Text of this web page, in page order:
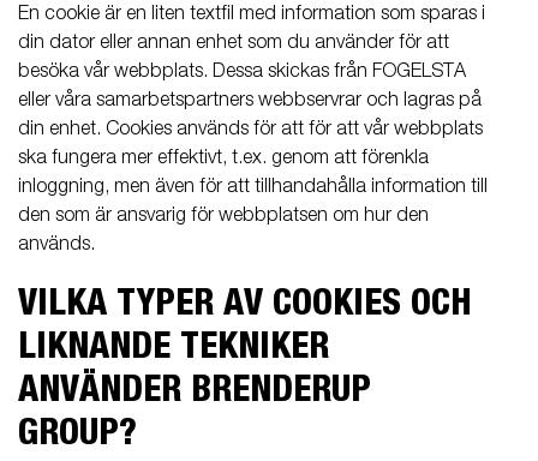
En cookie är en liten textfil med information som sparas i
din dator eller annan enhet som du använder för att
besöka vår webbplats. Dessa skickas från FOGELSTA
eller våra samarbetspartners webbservrar och lagras på
din enhet. Cookies används för att för att vår webbplats
ska fungera mer effektivt, t.ex. genom att förenkla
inloggning, men även för att tillhandahålla information till
den som är ansvarig för webbplatsen om hur den
används.
VILKA TYPER AV COOKIES OCH
LIKNANDE TEKNIKER
ANVÄNDER BRENDERUP
GROUP?